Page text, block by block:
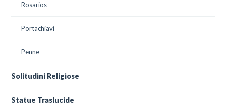
Rosarios
Portachiavi
Penne
Solitudini Religiose
Statue Traslucide